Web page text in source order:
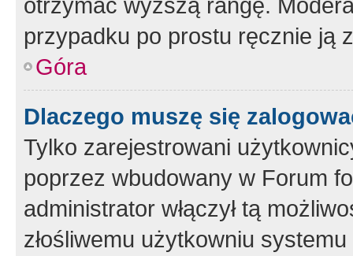
przypadku po prostu ręcznie ją
Góra
Dlaczego muszę się
Tylko zarejestrowani
poprzez wbudowany w Forum
administrator włączył tą
złośliwemu użytkowniu